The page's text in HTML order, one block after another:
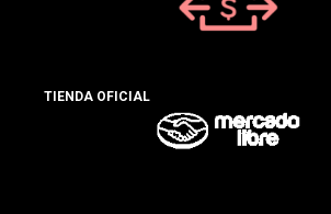
TIENDA OFICIAL